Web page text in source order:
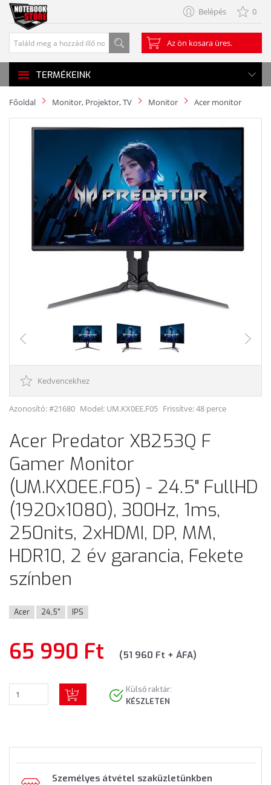
Belépés 0
Az ön kosara üres.
TERMÉKEINK
Főoldal Monitor, Projektor, TV Monitor Acer monitor
Kedvencekhez
Azonosító: #21680 Model: UM.KX0EE.F05 Frissítve: 48 perce
Acer Predator XB253Q F
Gamer Monitor
(UM.KX0EE.F05) - 24.5" FullHD
(1920x1080), 300Hz, 1ms,
250nits, 2xHDMI, DP, MM,
HDR10, 2 év garancia, Fekete
színben
Acer 24,5" IPS
65 990 Ft (51 960 Ft + ÁFA)
Külső raktár:
KÉSZLETEN
Személyes átvétel szaküzletünkben